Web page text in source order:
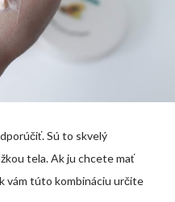
Sú to skvelý
tela. Ak ju chcete mať
vám túto kombináciu určite